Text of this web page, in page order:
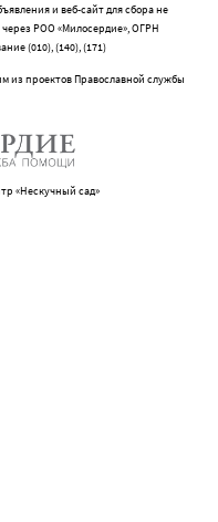
и веб-сайт для сбора не
РОО «Милосердие», ОГРН
(010), (140), (171)
из проектов Православной службы
«Нескучный сад»